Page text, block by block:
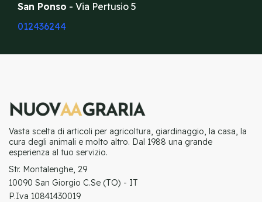
San Ponso - Via Pertusio 5
012436244
Vasta scelta di articoli per agricoltura, giardinaggio, la casa, la
cura degli animali e molto altro. Dal 1988 una grande
esperienza al tuo servizio.
Str. Montalenghe, 29
10090 San Giorgio C.Se (TO) - IT
P.Iva 10841430019